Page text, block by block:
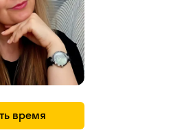
время